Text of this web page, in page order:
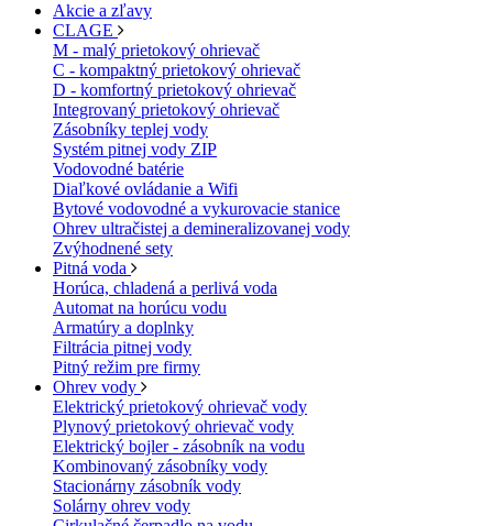
Akcie a zľavy
CLAGE
M - malý prietokový ohrievač
C - kompaktný prietokový ohrievač
D - komfortný prietokový ohrievač
Integrovaný prietokový ohrievač
Zásobníky teplej vody
Systém pitnej vody ZIP
Vodovodné batérie
Diaľkové ovládanie a Wifi
Bytové vodovodné a vykurovacie stanice
Ohrev ultračistej a demineralizovanej vody
Zvýhodnené sety
Pitná voda
Horúca, chladená a perlivá voda
Automat na horúcu vodu
Armatúry a doplnky
Filtrácia pitnej vody
Pitný režim pre firmy
Ohrev vody
Elektrický prietokový ohrievač vody
Plynový prietokový ohrievač vody
Elektrický bojler - zásobník na vodu
Kombinovaný zásobníky vody
Stacionárny zásobník vody
Solárny ohrev vody